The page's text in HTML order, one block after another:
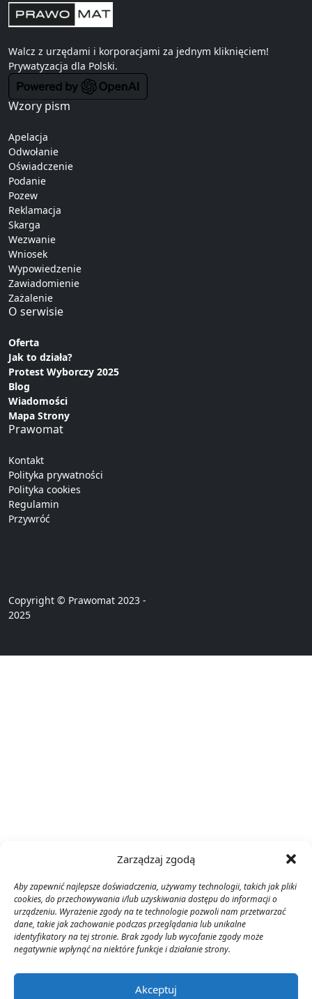
Zarządzaj zgodą
Aby zapewnić najlepsze doświadczenia, używamy technologii, takich jak pliki
cookies, do przechowywania i/lub uzyskiwania dostępu do informacji o
urządzeniu. Wyrażenie zgody na te technologie pozwoli nam przetwarzać
dane, takie jak zachowanie podczas przeglądania lub unikalne
identyfikatory na tej stronie. Brak zgody lub wycofanie zgody może
negatywnie wpłynąć na niektóre funkcje i działanie strony.
Akceptuj
Walcz z urzędami i korporacjami za jednym kliknięciem!
Prywatyzacja dla Polski.
Wzory pism
Apelacja
Odwołanie
Oświadczenie
Podanie
Pozew
Reklamacja
Skarga
Wezwanie
Wniosek
Wypowiedzenie
Zawiadomienie
Zażalenie
O serwisie
Oferta
Jak to działa?
Protest Wyborczy 2025
Blog
Wiadomości
Mapa Strony
Prawomat
Kontakt
Polityka prywatności
Polityka cookies
Regulamin
Przywróć
Copyright © Prawomat 2023 -
2025